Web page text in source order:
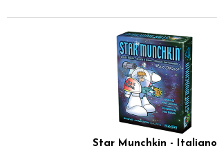
Star Munchkin - Italiano